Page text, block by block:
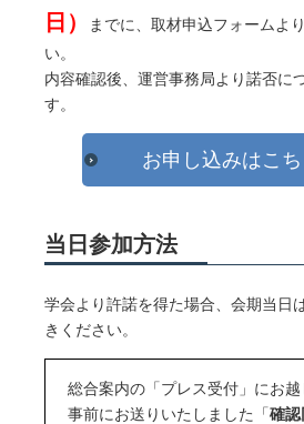
日）
までに、取材申込フォームよ
い。
内容確認後、運営事務局より諾否に
す。
お申し込みはこ
当日参加方法
学会より許諾を得た場合、会期当日
きください。
総合案内の「プレス受付」にお越
事前にお送りいたしました「確認